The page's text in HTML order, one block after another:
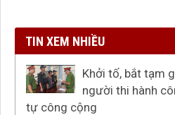
TIN XEM NHIỀU
Khởi tố, bắt tạm
người thi hành
tự công cộng